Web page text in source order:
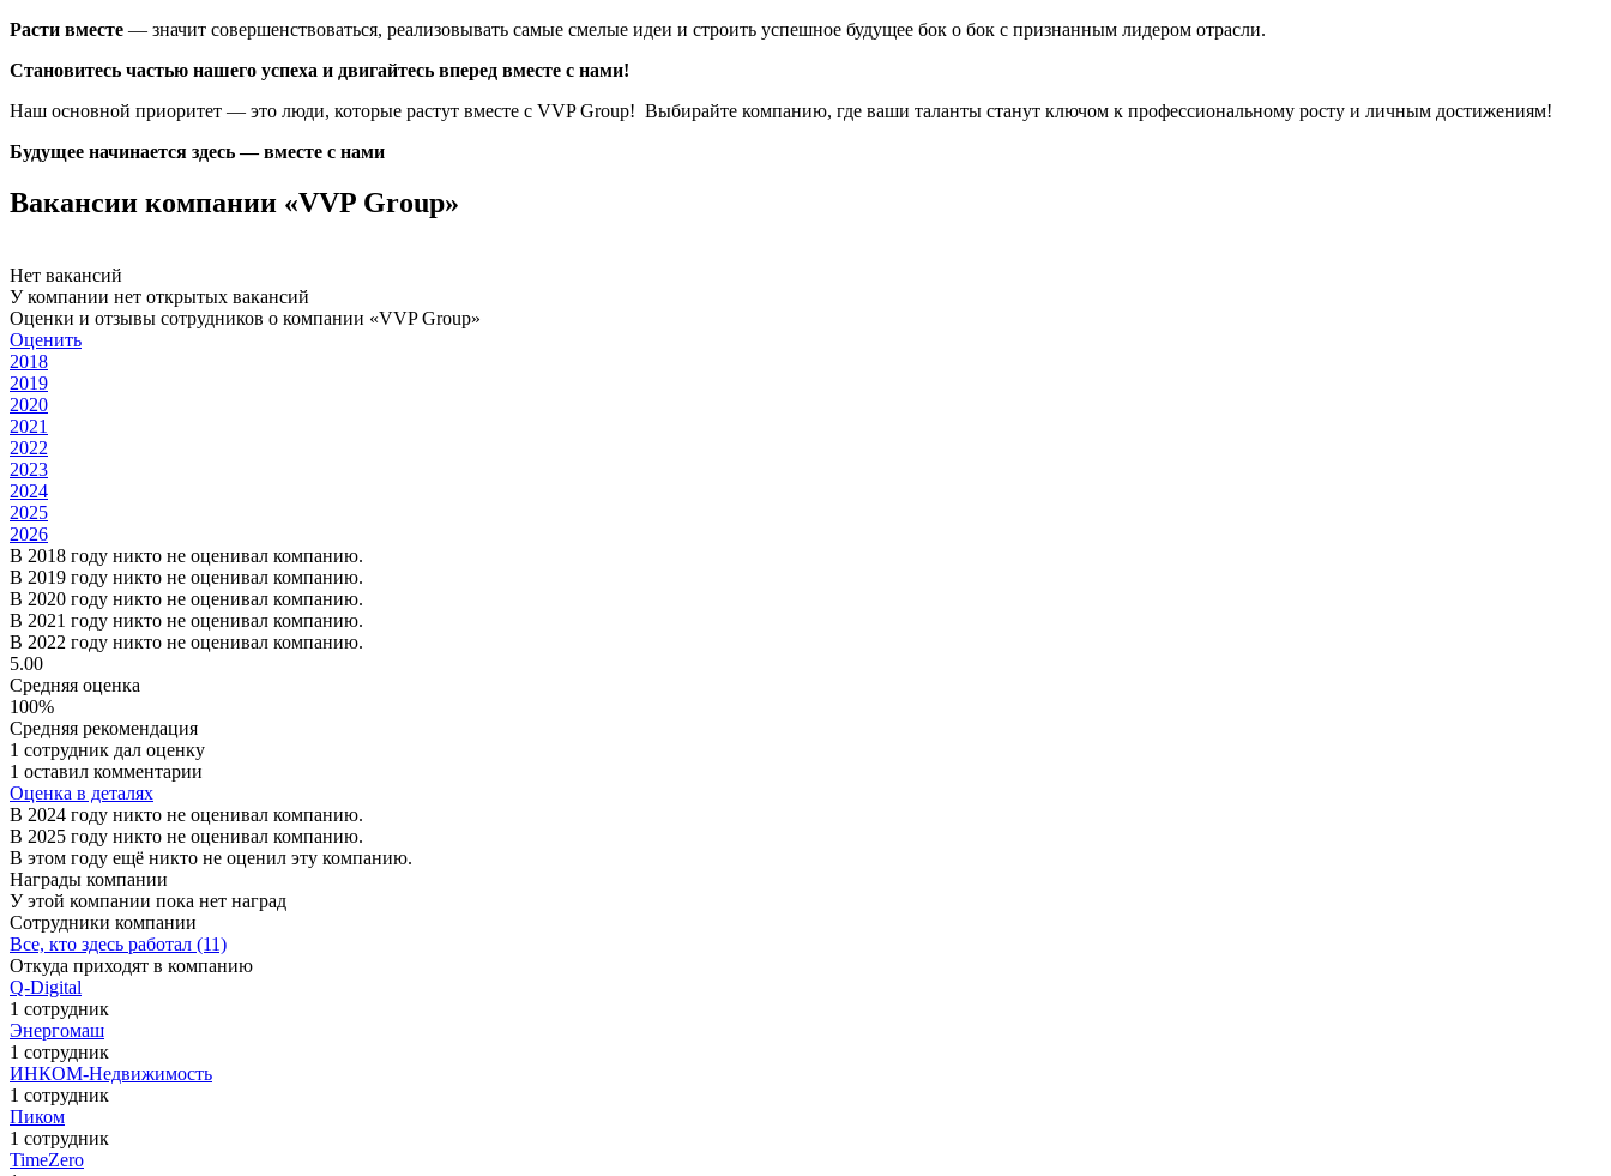
Расти вместе — значит совершенствоваться, реализовывать самые смелые идеи и строить успешное будущее бок о бок с признанным лидером отрасли.
Становитесь частью нашего успеха и двигайтесь вперед вместе с нами!
Наш основной приоритет — это люди, которые растут вместе с VVP Group! Выбирайте компанию, где ваши таланты станут ключом к профессиональному росту и личным достижениям!
Будущее начинается здесь — вместе с нами
Вакансии компании «VVP Group»
Нет вакансий
У компании нет открытых вакансий
Оценки и отзывы сотрудников о компании «VVP Group»
Оценить
2018
2019
2020
2021
2022
2023
2024
2025
2026
В 2018 году никто не оценивал компанию.
В 2019 году никто не оценивал компанию.
В 2020 году никто не оценивал компанию.
В 2021 году никто не оценивал компанию.
В 2022 году никто не оценивал компанию.
5.00
Средняя оценка
100%
Средняя рекомендация
1 сотрудник дал оценку
1 оставил комментарии
Оценка в деталях
В 2024 году никто не оценивал компанию.
В 2025 году никто не оценивал компанию.
В этом году ещё никто не оценил эту компанию.
Награды компании
У этой компании пока нет наград
Сотрудники компании
Все, кто здесь работал (11)
Откуда приходят в компанию
Q-Digital
1 сотрудник
Энергомаш
1 сотрудник
ИНКОМ-Недвижимость
1 сотрудник
Пиком
1 сотрудник
TimeZero